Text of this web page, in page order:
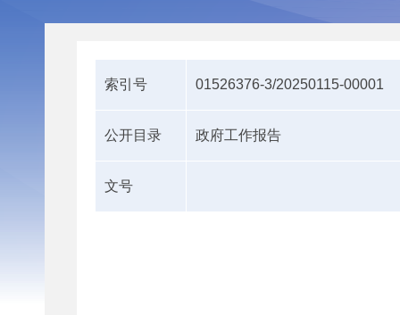
索引号 01526376-3/20250115-00001
公开目录 政府工作报告
文号